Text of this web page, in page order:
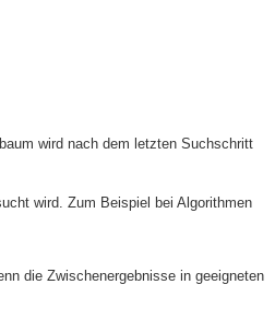
wird nach dem letzten Suchschritt
wird. Zum Beispiel bei Algorithmen
die Zwischenergebnisse in geeigneten